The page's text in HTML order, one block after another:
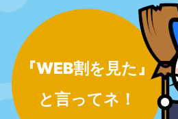
『WEB割を見た』
と言ってネ！